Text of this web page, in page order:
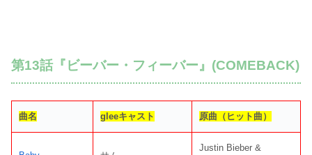
第13話『ビーバー・フィーバー』(COMEBACK)
曲名 gleeキャスト 原曲（ヒット曲）
Justin Bieber &